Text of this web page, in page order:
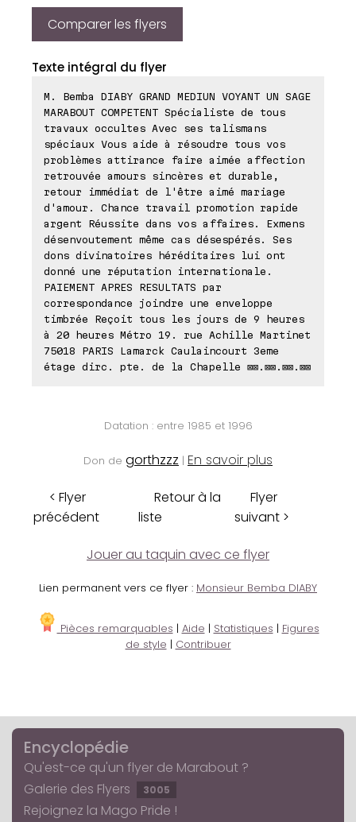
Comparer les flyers
Texte intégral du flyer
M. Bemba DIABY GRAND MEDIUN VOYANT UN SAGE
MARABOUT COMPETENT Spécialiste de tous
travaux occultes Avec ses talismans
spéciaux Vous aide à résoudre tous vos
problèmes attirance faire aimée affection
retrouvée amours sincères et durable,
retour immédiat de l'être aimé mariage
d'amour. Chance travail promotion rapide
argent Réussite dans vos affaires. Exmens
désenvoutement même cas désespérés. Ses
dons divinatoires héréditaires lui ont
donné une réputation internationale.
PAIEMENT APRES RESULTATS par
correspondance joindre une enveloppe
timbrée Reçoit tous les jours de 9 heures
à 20 heures Métro 19. rue Achille Martinet
75018 PARIS Lamarck Caulaincourt 3eme
étage dirc. pte. de la Chapelle ⊠⊠.⊠⊠.⊠⊠.⊠⊠
Datation : entre 1985 et 1996
Don de gorthzzz | En savoir plus
< Flyer
précédent
Retour à la
liste
Flyer
suivant >
Jouer au taquin avec ce flyer
Lien permanent vers ce flyer : Monsieur Bemba DIABY
Pièces remarquables | Aide | Statistiques | Figures
de style | Contribuer
Encyclopédie
Qu'est-ce qu'un flyer de Marabout ?
Galerie des Flyers
3005
Rejoignez la Mago Pride !